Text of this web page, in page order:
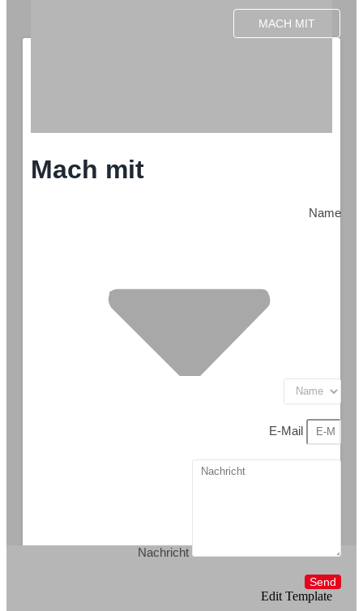
MACH MIT
Mach mit
Name
E-Mail
Nachricht
Send
Edit Template